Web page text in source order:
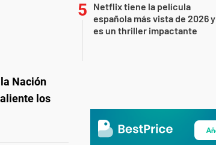
Nación
los
Netflix tiene la película
española más vista de 2026 y
es un thriller impactante